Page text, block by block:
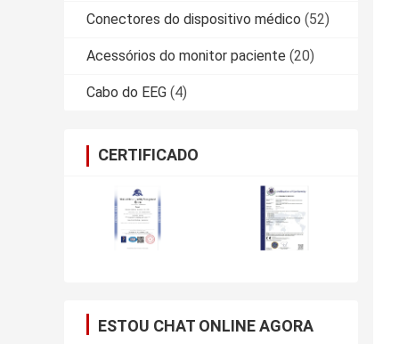
Conectores do dispositivo médico (52)
Acessórios do monitor paciente (20)
Cabo do EEG (4)
CERTIFICADO
ESTOU CHAT ONLINE AGORA